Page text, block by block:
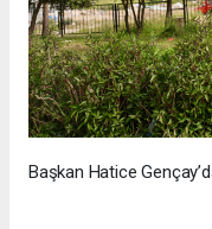
Başkan Hatice